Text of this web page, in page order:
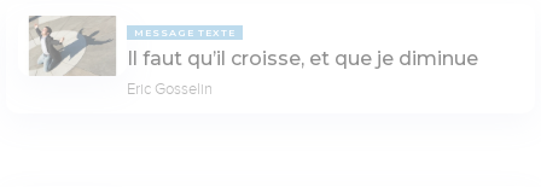
MESSAGE TEXTE
Il faut qu’il croisse, et que je diminue
Eric Gosselin